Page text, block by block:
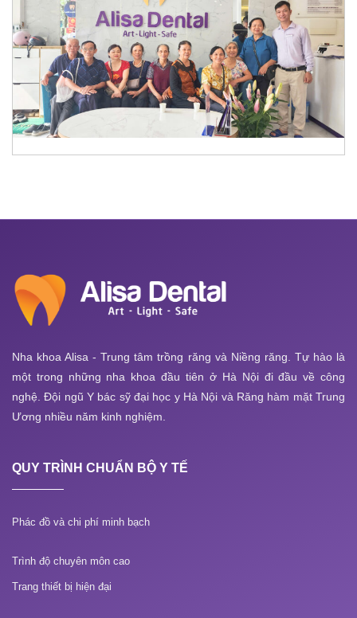
Nha khoa Alisa - Trung tâm trồng răng và Niềng răng. Tự hào là
một trong những nha khoa đầu tiên ở Hà Nội đi đầu về công
nghệ. Đội ngũ Y bác sỹ đại học y Hà Nội và Răng hàm mặt Trung
Ương nhiều năm kinh nghiệm.
QUY TRÌNH CHUẨN BỘ Y TẾ
Phác đồ và chi phí minh bạch
Trình độ chuyên môn cao
Trang thiết bị hiện đại